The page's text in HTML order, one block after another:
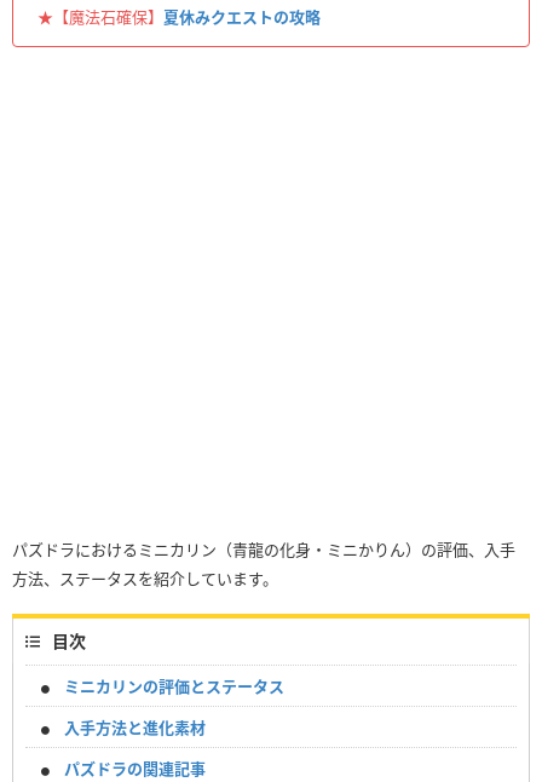
★【魔法石確保】 夏休みクエストの攻略
パズドラにおけるミニカリン（青龍の化身・ミニかりん）の評価、入手
方法、ステータスを紹介しています。
目次
ミニカリンの評価とステータス
入手方法と進化素材
パズドラの関連記事